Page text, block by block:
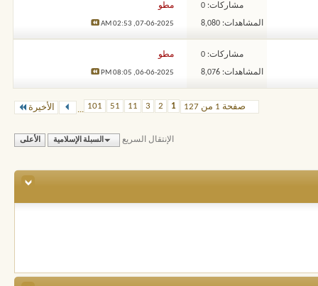
مشاركات: 0
المشاهدات: 8,080
مطو
07-06-2025,
02:53 AM
مشاركات: 0
المشاهدات: 8,076
مطو
06-06-2025,
08:05 PM
صفحة 1 من 127 1
2
3
11
51
101
... الأخيرة
الإنتقال السريع السبلة الإسلامية الأعلى